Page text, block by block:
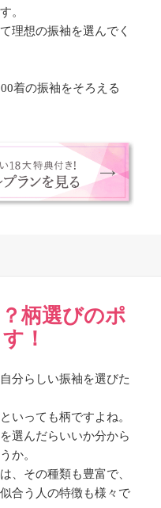
。
理想の振袖を選んでく
着の振袖をそろえる
柄選びのポ
！
分らしい振袖を選びた
いっても柄ですよね。
選んだらいいか分から
か。
、その種類も豊富で、
合う人の特徴も様々で